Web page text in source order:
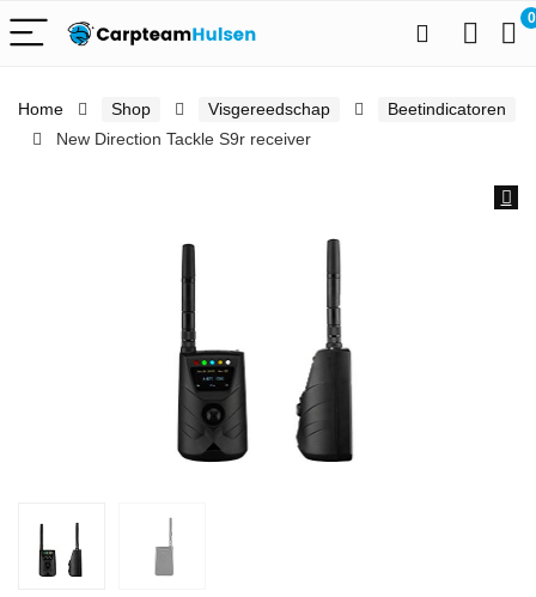
0
Home Shop Visgereedschap
Beetindicatoren
New Direction Tackle S9r receiver